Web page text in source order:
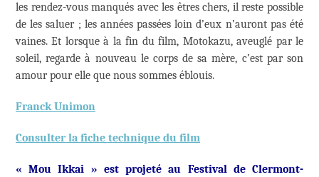
les rendez-vous manqués avec les êtres chers, il reste possible
de les saluer ; les années passées loin d’eux n’auront pas été
vaines. Et lorsque à la fin du film, Motokazu, aveuglé par le
soleil, regarde à nouveau le corps de sa mère, c’est par son
amour pour elle que nous sommes éblouis.
Franck Unimon
Consulter la fiche technique du film
« Mou Ikkai » est projeté au Festival de Clermont-